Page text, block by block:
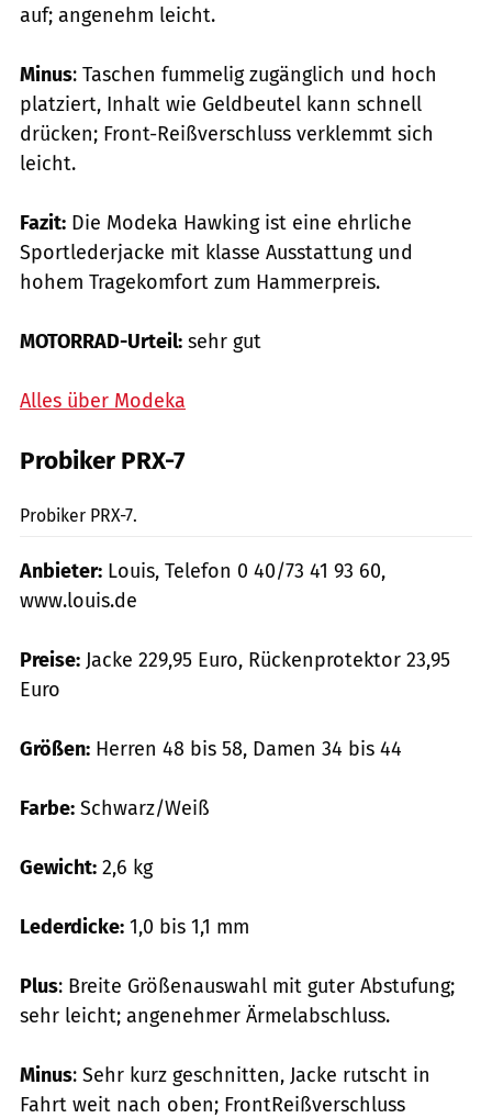
auf; angenehm leicht.
Minus: Taschen fummelig zugänglich und hoch
platziert, Inhalt wie Geldbeutel kann schnell
drücken; Front-Reißverschluss verklemmt sich
leicht.
Fazit: Die Modeka Hawking ist eine ehrliche
Sportlederjacke mit klasse Ausstattung und
hohem Tragekomfort zum Hammerpreis.
MOTORRAD-Urteil: sehr gut
Alles über Modeka
Probiker PRX-7
Probiker PRX-7.
Anbieter: Louis, Telefon 0 40/73 41 93 60,
www.louis.de
Preise: Jacke 229,95 Euro, Rückenprotektor 23,95
Euro
Größen: Herren 48 bis 58, Damen 34 bis 44
Farbe: Schwarz/Weiß
Gewicht: 2,6 kg
Lederdicke: 1,0 bis 1,1 mm
Plus: Breite Größenauswahl mit guter Abstufung;
sehr leicht; angenehmer Ärmelabschluss.
Minus: Sehr kurz geschnitten, Jacke rutscht in
Fahrt weit nach oben; FrontReißverschluss